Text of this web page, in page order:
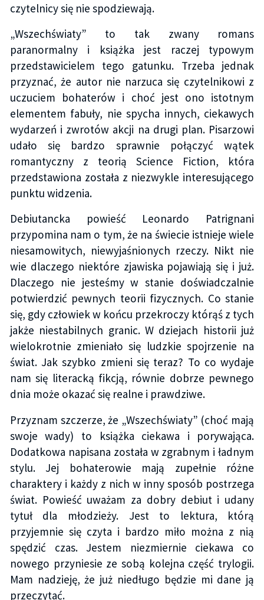
czytelnicy się nie spodziewają.
„Wszechświaty” to tak zwany romans
paranormalny i książka jest raczej typowym
przedstawicielem tego gatunku. Trzeba jednak
przyznać, że autor nie narzuca się czytelnikowi z
uczuciem bohaterów i choć jest ono istotnym
elementem fabuły, nie spycha innych, ciekawych
wydarzeń i zwrotów akcji na drugi plan. Pisarzowi
udało się bardzo sprawnie połączyć wątek
romantyczny z teorią Science Fiction, która
przedstawiona została z niezwykle interesującego
punktu widzenia.
Debiutancka powieść Leonardo Patrignani
przypomina nam o tym, że na świecie istnieje wiele
niesamowitych, niewyjaśnionych rzeczy. Nikt nie
wie dlaczego niektóre zjawiska pojawiają się i już.
Dlaczego nie jesteśmy w stanie doświadczalnie
potwierdzić pewnych teorii fizycznych. Co stanie
się, gdy człowiek w końcu przekroczy którąś z tych
jakże niestabilnych granic. W dziejach historii już
wielokrotnie zmieniało się ludzkie spojrzenie na
świat. Jak szybko zmieni się teraz? To co wydaje
nam się literacką fikcją, równie dobrze pewnego
dnia może okazać się realne i prawdziwe.
Przyznam szczerze, że „Wszechświaty” (choć mają
swoje wady) to książka ciekawa i porywająca.
Dodatkowa napisana została w zgrabnym i ładnym
stylu. Jej bohaterowie mają zupełnie różne
charaktery i każdy z nich w inny sposób postrzega
świat. Powieść uważam za dobry debiut i udany
tytuł dla młodzieży. Jest to lektura, którą
przyjemnie się czyta i bardzo miło można z nią
spędzić czas. Jestem niezmiernie ciekawa co
nowego przyniesie ze sobą kolejna część trylogii.
Mam nadzieję, że już niedługo będzie mi dane ją
przeczytać.